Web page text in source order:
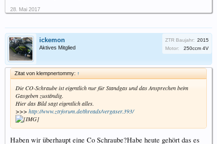
28. Mai 2017
ickemon
Aktives Mitglied
ZTR Baujahr: 2015
Motor:
250ccm 4V
Zitat von klempnertommy: ↑
Die CO-Schraube ist eigentlich nur für Standgas und das Ansprechen beim
Gasgeben zuständig.
Hier das Bild sagt eigentlich alles.
>>> http://www.ztrforum.de/threads/vergaser.393/
Haben wir überhaupt eine Co Schraube?Habe heute gehört das es